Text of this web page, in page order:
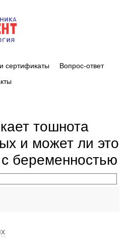
сертификаты
Вопрос-ответ
тошнота
и может ли это
беременностью